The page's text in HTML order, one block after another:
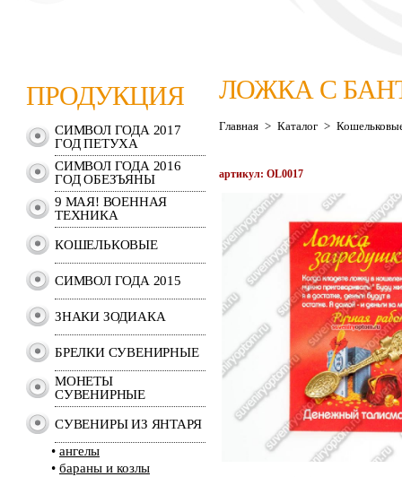
ПРОДУКЦИЯ
СИМВОЛ ГОДА 2017
ГОД ПЕТУХА
СИМВОЛ ГОДА 2016
ГОД ОБЕЗЪЯНЫ
9 МАЯ! ВОЕННАЯ
ТЕХНИКА
КОШЕЛЬКОВЫЕ
СИМВОЛ ГОДА 2015
ЗНАКИ ЗОДИАКА
БРЕЛКИ СУВЕНИРНЫЕ
МОНЕТЫ
СУВЕНИРНЫЕ
СУВЕНИРЫ ИЗ ЯНТАРЯ
• ангелы
• бараны и козлы
ЛОЖКА С
Главная > Каталог >
артикул: OL0017